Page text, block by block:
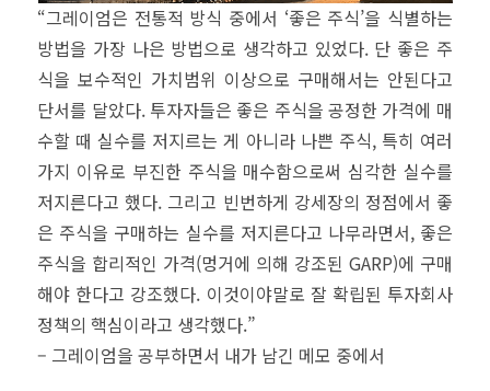
“그레이엄은 전통적 방식 중에서 ‘좋은 주식’을 식별하는
방법을 가장 나은 방법으로 생각하고 있었다. 단 좋은 주
식을 보수적인 가치범위 이상으로 구매해서는 안된다고
단서를 달았다. 투자자들은 좋은 주식을 공정한 가격에 매
수할 때 실수를 저지르는 게 아니라 나쁜 주식, 특히 여러
가지 이유로 부진한 주식을 매수함으로써 심각한 실수를
저지른다고 했다. 그리고 빈번하게 강세장의 정점에서 좋
은 주식을 구매하는 실수를 저지른다고 나무라면서, 좋은
주식을 합리적인 가격(멍거에 의해 강조된 GARP)에 구매
해야 한다고 강조했다. 이것이야말로 잘 확립된 투자회사
정책의 핵심이라고 생각했다.”
– 그레이엄을 공부하면서 내가 남긴 메모 중에서